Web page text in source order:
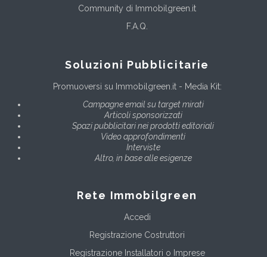
Community di Immobilgreen.it
F.A.Q.
Soluzioni Pubblicitarie
Promuoversi su Immobilgreen.it - Media Kit:
Campagne email su target mirati
Articoli sponsorizzati
Spazi pubblicitari nei prodotti editoriali
Video approfondimenti
Interviste
Altro, in base alle esigenze
Rete Immobilgreen
Accedi
Registrazione Costruttori
Registrazione Installatori o Imprese